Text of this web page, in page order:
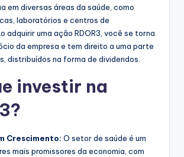
em diversas áreas da saúde, como
laboratórios e centros de
adquirir uma ação RDOR3, você se torna
da empresa e tem direito a uma parte
distribuídos na forma de dividendos.
investir na
Crescimento: O setor de saúde é um
mais promissores da economia, com